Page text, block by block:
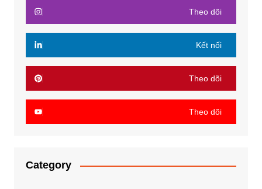
Theo dõi
Kết nối
Theo dõi
Theo dõi
Category